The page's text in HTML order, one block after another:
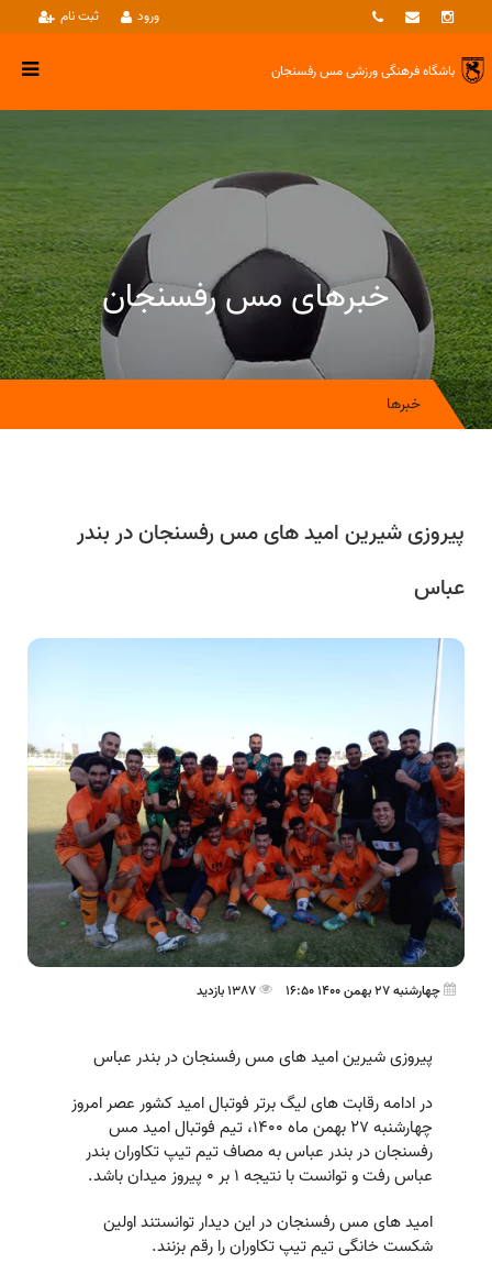
ثبت نام ورود
باشگاه فرهنگی ورزشیمس رفسنجان
خبرهای مس رفسنجان
خبرها
پیروزی شیرین امید های مس رفسنجان در بندر
عباس
چهارشنبه 27 بهمن 1400 16:50
پیروزی شیرین امید های مس رفسنجان در بندر عباس
در ادامه رقابت های لیگ برتر فوتبال امید کشور عصر امروز
چهارشنبه ۲۷ بهمن ماه ۱۴۰۰، تیم فوتبال امید مس
رفسنجان در بندر عباس به مصاف تیم تیپ تکاوران بندر
عباس رفت و توانست با نتیجه 1 بر 0 پیروز میدان باشد.
امید های مس رفسنجان در این دیدار توانستند اولین
شکست خانگی تیم تیپ تکاوران را رقم بزنند.